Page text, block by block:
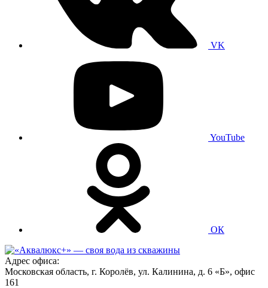
VK
YouTube
ОК
Адрес офиса:
Московская область, г. Королёв, ул. Калинина, д. 6 «Б», офис
161